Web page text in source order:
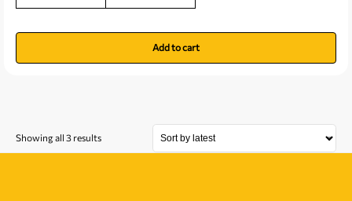
Add to cart
Showing all 3 results